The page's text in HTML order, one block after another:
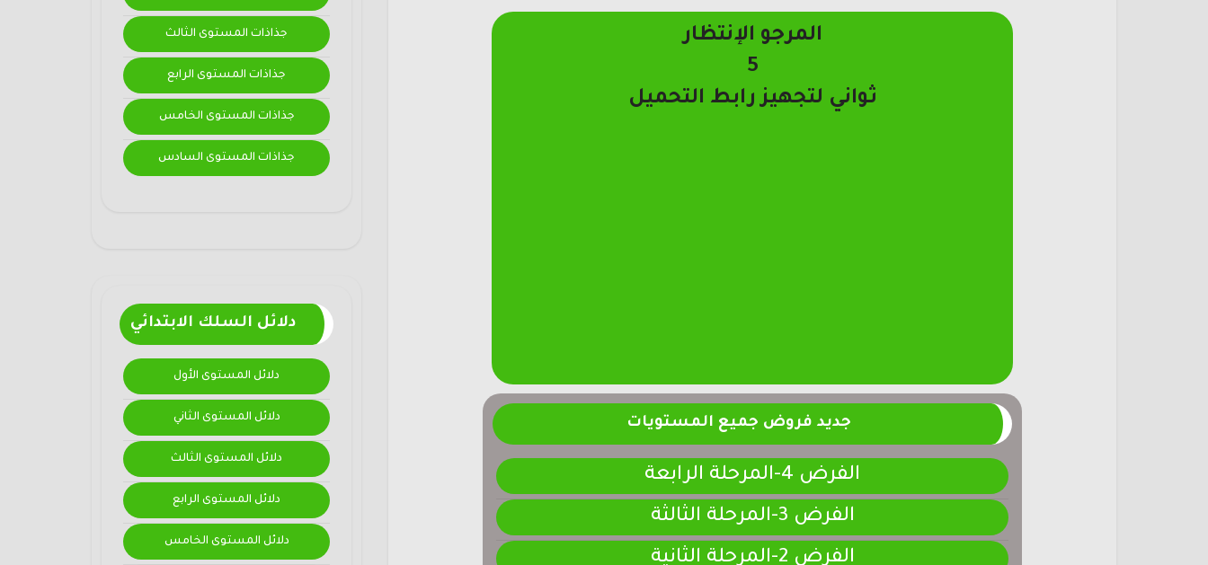
جذاذات المستوى الثالث
جذاذات المستوى الرابع
جذاذات المستوى الخامس
جذاذات المستوى السادس
دلائل السلك الابتدائي
دلائل المستوى الأول
دلائل المستوى الثاني
دلائل المستوى الثالث
دلائل المستوى الرابع
دلائل المستوى الخامس
المرجو الإنتظار
4
ثواني لتجهيز رابط التحميل
جديد فروض جميع المستويات
الفرض 4-المرحلة الرابعة
الفرض 3-المرحلة الثالثة
الفرض 2-المرحلة الثانية